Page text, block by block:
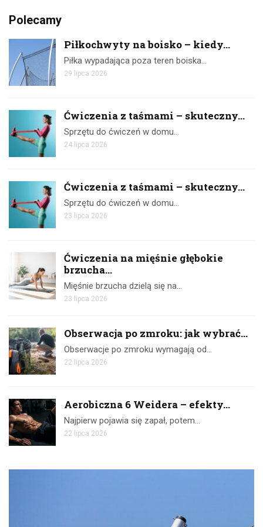
Polecamy
Piłkochwyty na boisko – kiedy...
Piłka wypadająca poza teren boiska…
29 lipca 2026
Ćwiczenia z taśmami – skuteczny...
Sprzętu do ćwiczeń w domu…
24 lipca 2026
Ćwiczenia z taśmami – skuteczny...
Sprzętu do ćwiczeń w domu…
23 lipca 2026
Ćwiczenia na mięśnie głębokie
brzucha...
Mięśnie brzucha dzielą się na…
23 lipca 2026
Obserwacja po zmroku: jak wybrać...
Obserwacje po zmroku wymagają od…
22 lipca 2026
Aerobiczna 6 Weidera – efekty...
Najpierw pojawia się zapał, potem…
22 lipca 2026